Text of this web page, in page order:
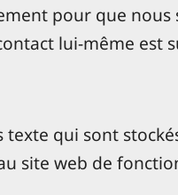
pour que
lui-même est
texte qui sont
site web de